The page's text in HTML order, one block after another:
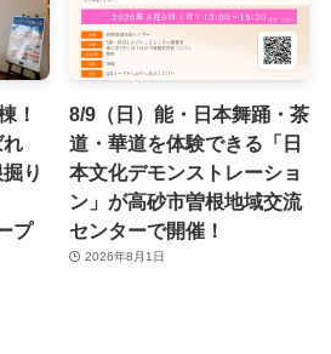
！
れ
り
プ
8/9（日）能・日本舞踊・茶
道・華道を体験できる「日
本文化デモンストレーショ
ン」が高砂市曽根地域交流
センターで開催！
2026年8月1日